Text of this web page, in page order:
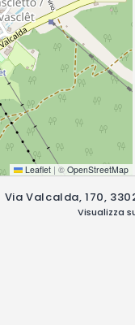
Leaflet | © OpenStreetMap
Via Valcalda, 170,
Visualizza